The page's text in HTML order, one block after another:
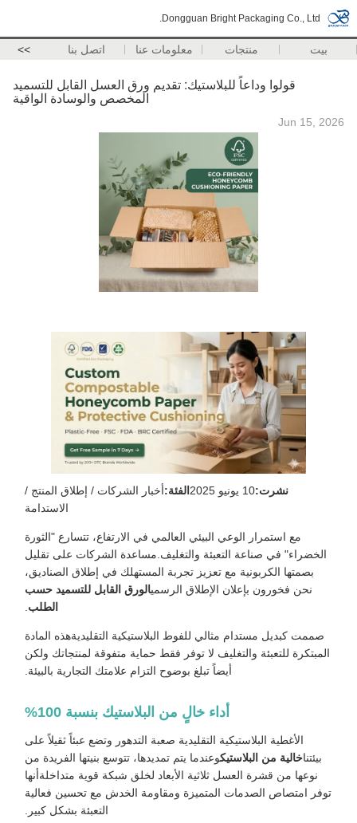
Dongguan Bright Packaging Co., Ltd.
بيت منتجات معلومات عنا اتصل بنا >>
قولوا وداعاً للبلاستيك: تقديم ورق العسل القابل للتسميد
المخصص والوسادة الواقية
Jun 15, 2026
نشرت:10 يونيو 2025 الفئة:أخبار الشركات / إطلاق المنتج /
الاستدامة
مع استمرار الوعي البيئي العالمي في الارتفاع، تتسارع "الثورة
الخضراء" في صناعة التعبئة والتغليف.مساعدة الشركات على تقليل
بصمتها الكربونية مع تعزيز تجربة المستهلك في إطلاق الصناديق،
نحن فخورون بإعلان الإطلاق الرسميالورق القابل للتسميد حسب
الطلب.
صممت كبديل مستدام مثالي للفوط البلاستيكية التقليديةهذه المادة
المبتكرة للتعبئة والتغليف لا توفر فقط حماية متفوقة لمنتجاتك ولكن
أيضاً تبلغ بوضوح التزام علامتك التجارية بالبيئة.
أداء خالٍ من البلاستيك بنسبة 100%
الأغطية البلاستيكية التقليدية صعبة التدهور وتضع عبئاً ثقيلاً على
بيئتناخالية من البلاستيكوعندما يتم تمديدها، تتوسع بنيتها الفريدة من
نوعها من قشرة العسل ثلاثية الأبعاد لخلق شبكة قوية متداخلةأنها
توفر امتصاص الصدمات المتميزة ومقاومة الخدش مع تحسين فعالية
التعبئة بشكل كبير.